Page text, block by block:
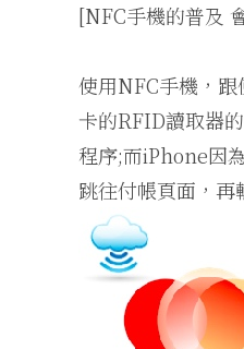
[NFC手機的普及
使用NFC手機，
卡的RFID讀取器
程序;而iPhone因
跳往付帳頁面，再